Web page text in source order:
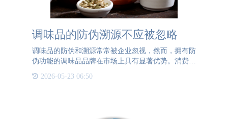
调味品的防伪溯源不应被忽略
调味品的防伪和溯源常常被企业忽视，然而，拥有防
伪功能的调味品品牌在市场上具有显著优势。消费者
调味品企业应该如何实施防伪措施呢？对于防伪需求
2026-05-23 06:50